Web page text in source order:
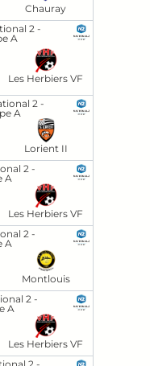
Chauray
2 -
A
Les Herbiers VF
2 -
A
Lorient II
2 -
A
Les Herbiers VF
2 -
A
Montlouis
2 -
A
Les Herbiers VF